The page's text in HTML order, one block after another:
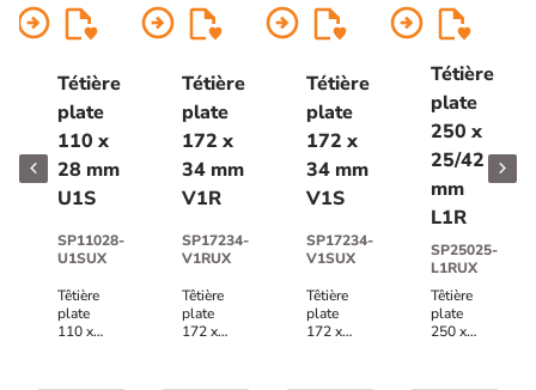
arrow_circle_right
Tétière
plate
110 x
28 mm
U1S
SP11028-
U1SUX
Têtière
plate
110 x
acier
arrow_circle_right
Tétière
plate
172 x
34 mm
V1R
SP17234-
V1RUX
Têtière
plate
172 x
acier
arrow_circle_right
Tétière
plate
172 x
34 mm
V1S
SP17234-
V1SUX
Têtière
plate
172 x
acier
arrow_circle_right
Tétière
plate
250 x
25/42
mm
L1R
SP25025-
L1RUX
Têtière
plate
250 x
L1R